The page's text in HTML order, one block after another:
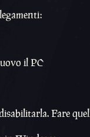
il PC
Fare